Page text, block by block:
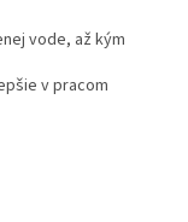
vode, až kým
v pracom